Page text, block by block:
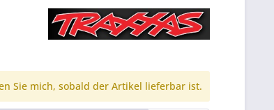
Sie mich, sobald der Artikel lieferbar ist.